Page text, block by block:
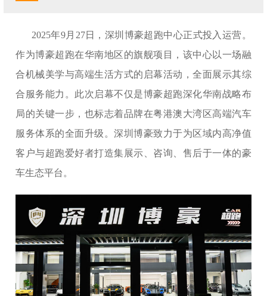
2025年9月27日，深圳博豪超跑中心正式投入运营。
作为博豪超跑在华南地区的旗舰项目，该中心以一场融
合机械美学与高端生活方式的启幕活动，全面展示其综
合服务能力。此次启幕不仅是博豪超跑深化华南战略布
局的关键一步，也标志着品牌在粤港澳大湾区高端汽车
服务体系的全面升级。深圳博豪致力于为区域内高净值
客户与超跑爱好者打造集展示、咨询、售后于一体的豪
车生态平台。